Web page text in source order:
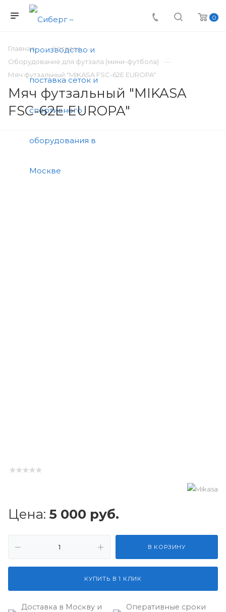
0
Главная
Каталог
Оборудование для футзала (мини-футбола)
Мяч футзальный "MIKASA FSC-62E EUROPA"
Мяч футзальный "MIKASA
FSC-62E EUROPA"
Цена: 5 000 руб.
В КОРЗИНУ
КУПИТЬ В 1 КЛИК
Доставка в Москву и
Оперативные сроки